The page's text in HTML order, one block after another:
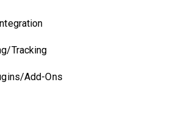
Tracking
Add-Ons